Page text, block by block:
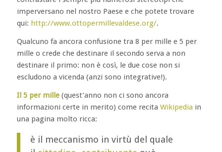
imperversano nel nostro Paese e che potete trovare
qui: http://www.ottopermillevaldese.org/.
Qualcuno fa ancora confusione tra 8 per mille e 5 per
mille o crede che destinare il secondo serva a non
destinare il primo: non è così, le due cose non si
escludono a vicenda (anzi sono integrative!).
Il 5 per mille(quest’anno non ci sono ancora
informazioni certe in merito) come recita Wikipedia in
una pagina molto ricca:
è il meccanismo in virtù del quale